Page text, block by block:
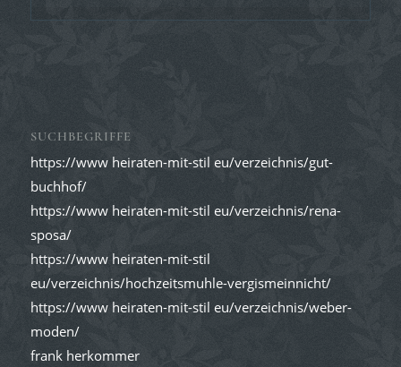
SUCHBEGRIFFE
https://www heiraten-mit-stil eu/verzeichnis/gut-
buchhof/
https://www heiraten-mit-stil eu/verzeichnis/rena-
sposa/
https://www heiraten-mit-stil
eu/verzeichnis/hochzeitsmuhle-vergismeinnicht/
https://www heiraten-mit-stil eu/verzeichnis/weber-
moden/
frank herkommer